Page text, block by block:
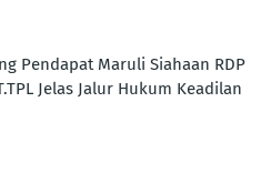
Pendapat Maruli Siahaan RDP
Jelas Jalur Hukum Keadilan